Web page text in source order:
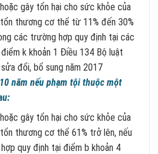
gây tổn hại cho sức khỏe của
thương cơ thể từ 11% đến 30%
các trường hợp quy định tại các
k khoản 1 Điều 134 Bộ luật
đổi, bổ sung năm 2017
năm nếu phạm tội thuộc một
gây tổn hại cho sức khỏe của
thương cơ thể 61% trở lên, nếu
quy định tại điểm b khoản 4